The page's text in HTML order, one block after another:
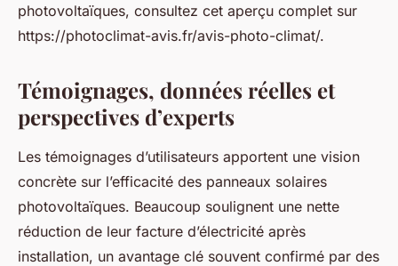
photovoltaïques, consultez cet aperçu complet sur
https://photoclimat-avis.fr/avis-photo-climat/.
Témoignages, données réelles et
perspectives d’experts
Les témoignages d’utilisateurs apportent une vision
concrète sur l’efficacité des panneaux solaires
photovoltaïques. Beaucoup soulignent une nette
réduction de leur facture d’électricité après
installation, un avantage clé souvent confirmé par des